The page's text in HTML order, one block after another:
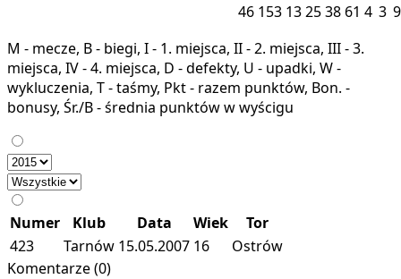
46 153 132538 61 4 3 9
M - mecze, B - biegi, I - 1. miejsca, II - 2. miejsca, III - 3.
miejsca, IV - 4. miejsca, D - defekty, U - upadki, W -
wykluczenia, T - taśmy, Pkt - razem punktów, Bon. -
bonusy, Śr./B - średnia punktów w wyścigu
Numer Klub Data Wiek
Tor
423
Tarnów 15.05.2007 16
Ostrów
Komentarze (0)